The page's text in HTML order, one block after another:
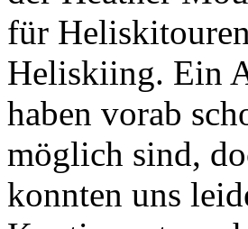
für
Heliskiing. Ein
haben vorab
möglich sind,
konnten uns